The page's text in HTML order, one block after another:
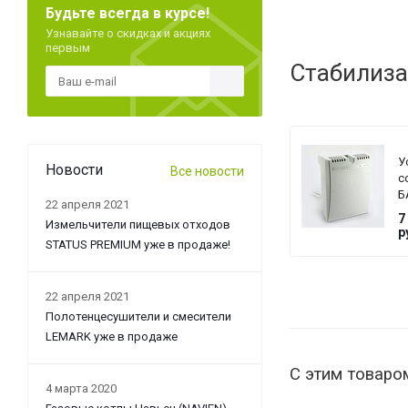
7
С этим
Будьте всегда в курсе!
Узнавайте о скидках и акциях
первым
Новости Все новости
22 апреля 2021
Измельчители пищевых отходов
STATUS PREMIUM уже в продаже!
22 апреля 2021
Полотенцесушители и смесители
LEMARK уже в продаже
4 марта 2020